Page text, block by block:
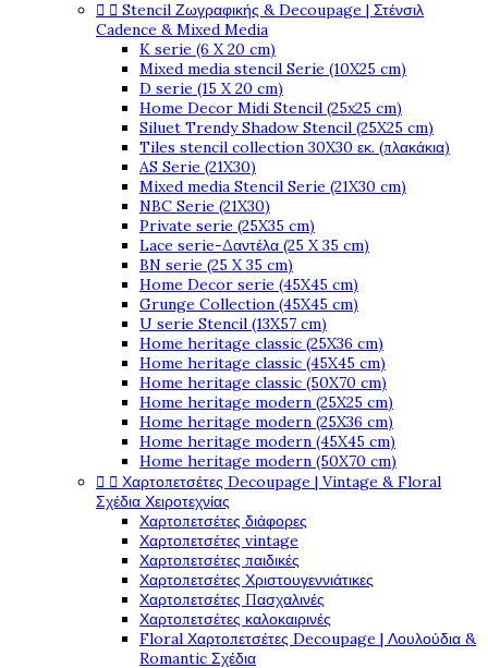
  Stencil Ζωγραφικής & Decoupage | Στένσιλ
Cadence & Mixed Media
K serie (6 X 20 cm)
Mixed media stencil Serie (10X25 cm)
D serie (15 X 20 cm)
Home Decor Midi Stencil (25x25 cm)
Siluet Trendy Shadow Stencil (25X25 cm)
Tiles stencil collection 30X30 εκ. (πλακάκια)
AS Serie (21X30)
Mixed media Stencil Serie (21X30 cm)
NBC Serie (21X30)
Private serie (25X35 cm)
Lace serie-Δαντέλα (25 X 35 cm)
BN serie (25 X 35 cm)
Home Decor serie (45X45 cm)
Grunge Collection (45X45 cm)
U serie Stencil (13X57 cm)
Home heritage classic (25X36 cm)
Home heritage classic (45X45 cm)
Home heritage classic (50X70 cm)
Home heritage modern (25X25 cm)
Home heritage modern (25X36 cm)
Home heritage modern (45X45 cm)
Home heritage modern (50X70 cm)
  Χαρτοπετσέτες Decoupage | Vintage & Floral
Σχέδια Χειροτεχνίας
Χαρτοπετσέτες διάφορες
Χαρτοπετσέτες vintage
Χαρτοπετσέτες παιδικές
Χαρτοπετσέτες Χριστουγεννιάτικες
Χαρτοπετσέτες Πασχαλινές
Χαρτοπετσέτες καλοκαιρινές
Floral Χαρτοπετσέτες Decoupage | Λουλούδια &
Romantic Σχέδια